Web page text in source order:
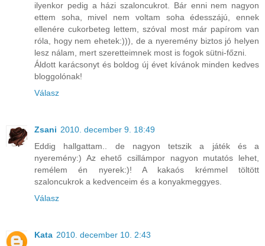
ilyenkor pedig a házi szaloncukrot. Bár enni nem nagyon
ettem soha, mivel nem voltam soha édesszájú, ennek
ellenére cukorbeteg lettem, szóval most már papírom van
róla, hogy nem ehetek:))), de a nyeremény biztos jó helyen
lesz nálam, mert szeretteimnek most is fogok sütni-főzni.
Áldott karácsonyt és boldog új évet kívánok minden kedves
bloggolónak!
Válasz
Zsani 2010. december 9. 18:49
Eddig hallgattam.. de nagyon tetszik a játék és a
nyeremény:) Az ehető csillámpor nagyon mutatós lehet,
remélem én nyerek:)! A kakaós krémmel töltött
szaloncukrok a kedvenceim és a konyakmeggyes.
Válasz
Kata 2010. december 10. 2:43